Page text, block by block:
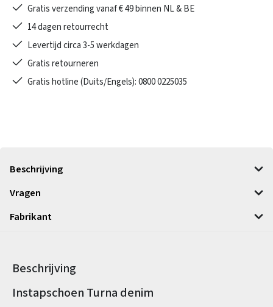
Gratis verzending vanaf € 49 binnen NL & BE
14 dagen retourrecht
Levertijd circa 3-5 werkdagen
Gratis retourneren
Gratis hotline (Duits/Engels): 0800 0225035
Beschrijving
Vragen
Fabrikant
Beschrijving
Productinformatie
Instapschoen Turna denim